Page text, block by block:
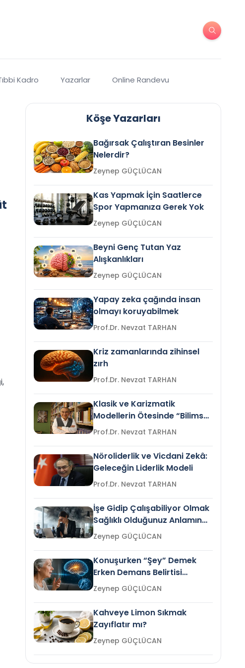
Kadro Yazarlar Online Randevu
Köşe Yazarları
Bağırsak Çalıştıran Besinler
Nelerdir?
Zeynep GÜÇLÜCAN
Kas Yapmak İçin Saatlerce
Spor Yapmanıza Gerek Yok
Zeynep GÜÇLÜCAN
Beyni Genç Tutan Yaz
Alışkanlıkları
Zeynep GÜÇLÜCAN
Yapay zeka çağında insan
olmayı koruyabilmek
Prof.Dr. Nevzat TARHAN
Kriz zamanlarında zihinsel
zırh
Prof.Dr. Nevzat TARHAN
Klasik ve Karizmatik
Modellerin Ötesinde “Bilimsel
Liderlik”
Prof.Dr. Nevzat TARHAN
Nöroliderlik ve Vicdani Zekâ:
Geleceğin Liderlik Modeli
Prof.Dr. Nevzat TARHAN
İşe Gidip Çalışabiliyor Olmak
Sağlıklı Olduğunuz Anlamına
Gelir mi?Zeynep GÜÇLÜCAN
Konuşurken “Şey” Demek
Erken Demans Belirtisi
Olabilir mi?Zeynep GÜÇLÜCAN
Kahveye Limon Sıkmak
Zayıflatır mı?
Zeynep GÜÇLÜCAN